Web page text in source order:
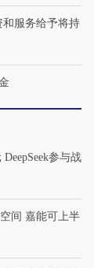
服务给予将持
参与战
间 嘉能可上半